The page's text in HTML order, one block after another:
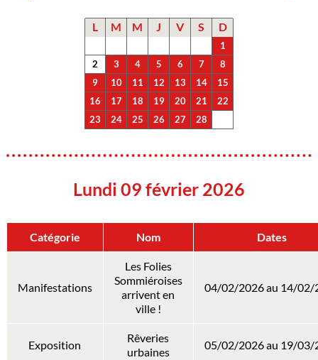
L M M J V S D
1
2
3 4 5 6 7
8
9
10 11 12 13 14
15
16
17 18 19 20 21
22
23
24 25 26 27 28
Lundi 09 février 2026
Catégorie Nom Dates
Manifestations
Les Folies
Sommiéroises
arrivent en
ville !
04/02/2026 au 14/02/
Exposition
Rêveries
urbaines
05/02/2026 au 19/03/